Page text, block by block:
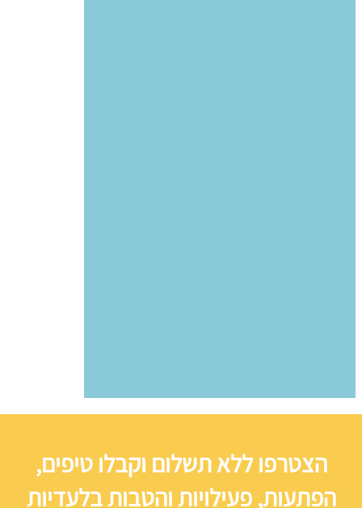
הצטרפו ללא תשלום וקבלו טיפים,
הפתעות, פעילויות והטבות בלעדיות